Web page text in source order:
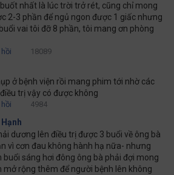
nhất là lúc trời trở rét, cũng chỉ mong
2-3 phần để ngủ ngon được 1 giấc nhưng
vai tôi đỡ 8 phần, tôi mang ơn phòng
18089
ở bệnh viện rồi mang phim tới nhờ các
trị vậy có được không
4984
dương lên điều trị được 3 buổi về ông bà
vì cơn đau không hành hạ nữa- nhưng
buổi sáng hơi đông ông bà phải đợi mong
mở rộng thêm để người bệnh lên không